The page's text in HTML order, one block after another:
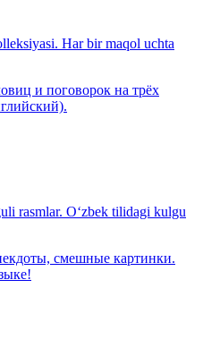
Har bir maqol uchta
и поговорок на трёх
rasmlar. O‘zbek tilidagi kulgu
смешные картинки.